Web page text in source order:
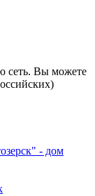
сеть. Вы можете
- дом